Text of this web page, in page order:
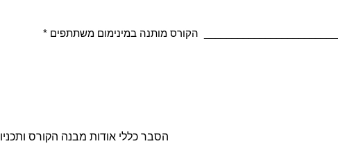
הסבר כללי אודות מבנה הקורס ותכניו